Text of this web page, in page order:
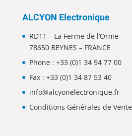
ALCYON Electronique
RD11 – La Ferme de l’Orme
78650 BEYNES – FRANCE
Phone : +33 (0)1 34 94 77 00
Fax : +33 (0)1 34 87 53 40
info@alcyonelectronique.fr
Conditions Générales de Vente